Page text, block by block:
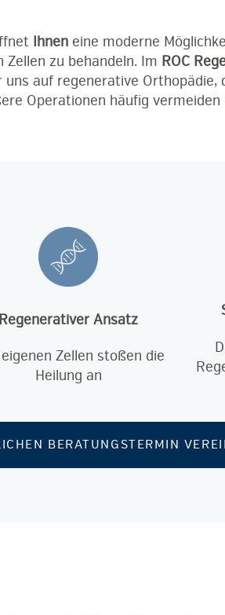
Ihnen eine moderne
zu behandeln. Im ROC
auf regenerative Orthopädie,
Operationen häufig vermeiden
Regenerativer Ansatz
Zellen stoßen die
Heilung an
BERATUNGSTERMIN